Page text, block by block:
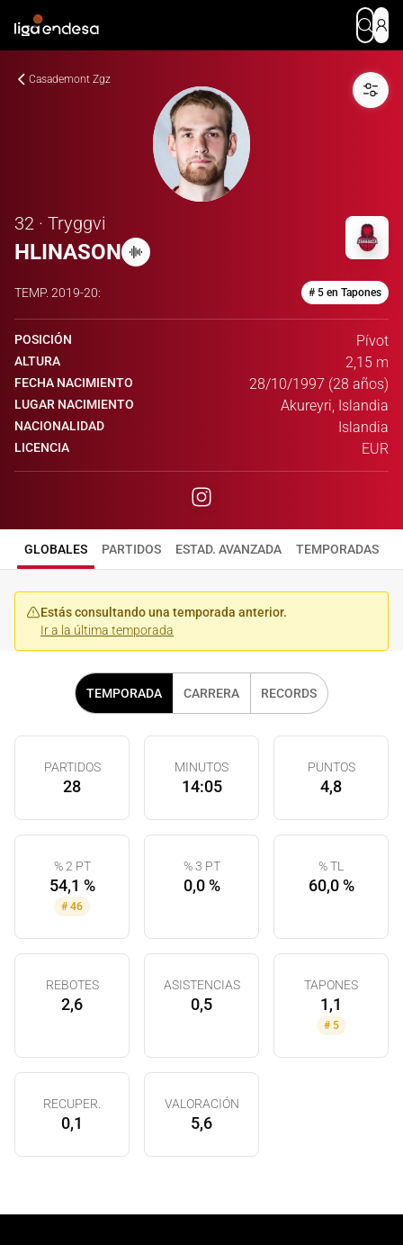
Casademont Zgz
32 · Tryggvi
HLINASON
TEMP. 2019-20: # 5 en Tapones
POSICIÓN Pívot
ALTURA 2,15 m
FECHA NACIMIENTO 28/10/1997 (28 años)
LUGAR NACIMIENTO Akureyri, Islandia
NACIONALIDAD Islandia
LICENCIA EUR
GLOBALES PARTIDOS ESTAD. AVANZADA TEMPORADAS
Estás consultando una temporada anterior.
Ir a la última temporada
TEMPORADA CARRERA RECORDS
PARTIDOS
28
MINUTOS
14:05
PUNTOS
4,8
% 2 PT
54,1 %
# 46
% 3 PT
0,0 %
% TL
60,0 %
REBOTES
2,6
ASISTENCIAS
0,5
TAPONES
1,1
# 5
RECUPER.
0,1
VALORACIÓN
5,6